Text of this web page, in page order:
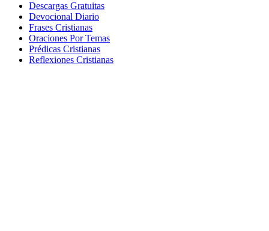
Descargas Gratuitas
Devocional Diario
Frases Cristianas
Oraciones Por Temas
Prédicas Cristianas
Reflexiones Cristianas